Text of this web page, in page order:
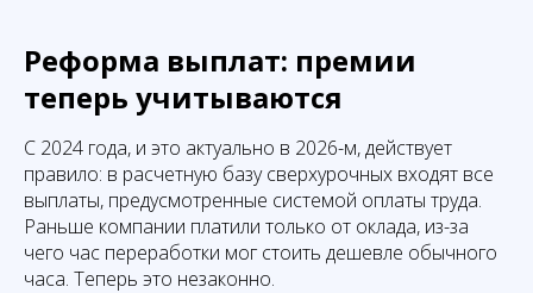
Реформа выплат: премии
теперь учитываются
С 2024 года, и это актуально в 2026-м, действует
правило: в расчетную базу сверхурочных входят все
выплаты, предусмотренные системой оплаты труда.
Раньше компании платили только от оклада, из-за
чего час переработки мог стоить дешевле обычного
часа. Теперь это незаконно.